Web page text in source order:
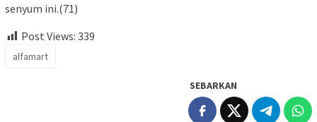
senyum ini.(71)
Post Views: 339
alfamart
SEBARKAN